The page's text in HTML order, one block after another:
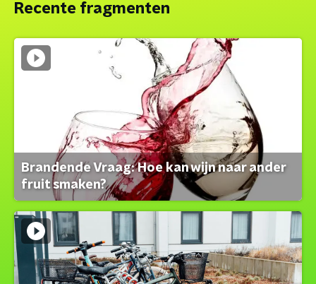
Recente fragmenten
Brandende Vraag: Hoe kan wijn naar ander
fruit smaken?